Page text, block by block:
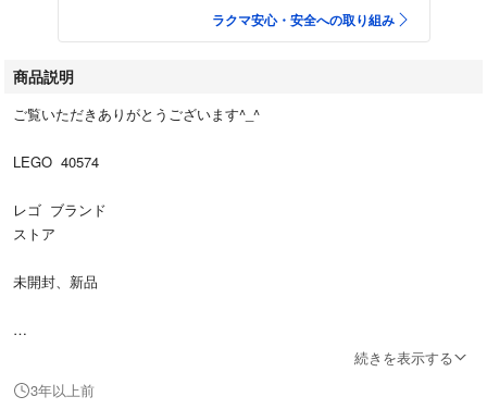
ラクマ安心・安全への取り組み
商品説明
ご覧いただきありがとうございます^_^
LEGO 40574
レゴ ブランド
ストア
未開封、新品
続きを表示する
3年以上前